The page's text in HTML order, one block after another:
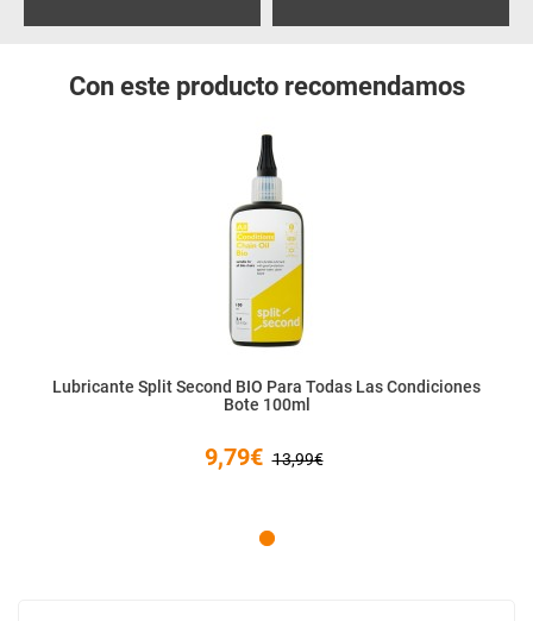
Con este producto recomendamos
Lubricante Split Second BIO Para Todas Las Condiciones
Bote 100ml
9,79€ 13,99€